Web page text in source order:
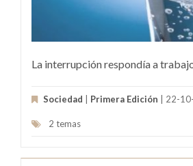
La interrupción respondía a
Sociedad Primera Edición | 22-
2 temas